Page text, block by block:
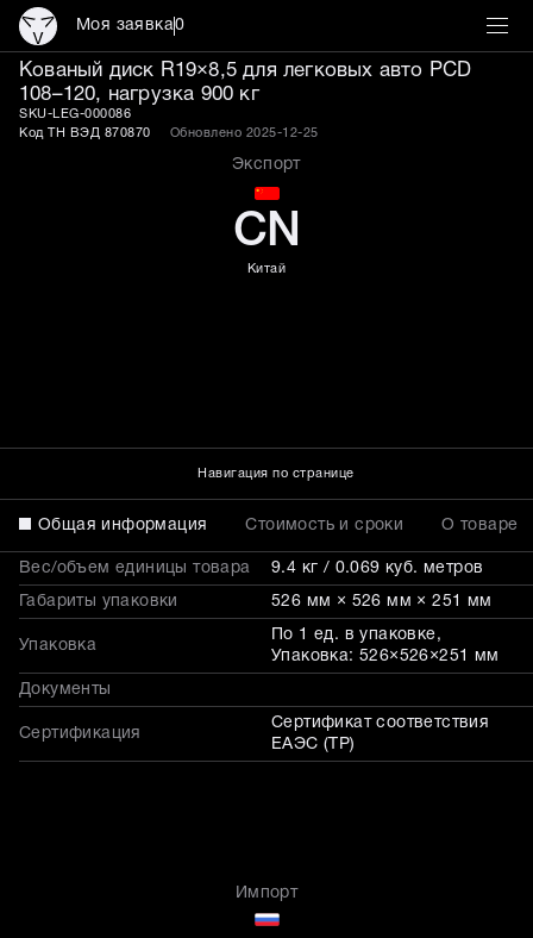
Моя заявка0
Кованые диски R19×8,5
Кованый диск R19×8,5 для легковых авто PCD
108–120, нагрузка 900 кг
SKU-LEG-000086
Код ТН ВЭД 870870
Обновлено 2025-12-25
Экспорт
CN
Китай
Навигация по странице
Общая информация Стоимость и сроки О товаре
Вес/объем единицы товара 9.4 кг / 0.069 куб. метров
Габариты упаковки 526 мм × 526 мм × 251 мм
Упаковка
По 1 ед. в упаковке,
Упаковка: 526×526×251 мм
Документы
Сертификация
Сертификат соответствия
ЕАЭС (ТР)
Импорт